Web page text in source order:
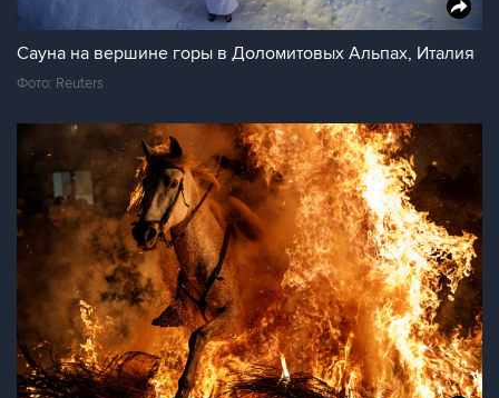
Сауна на вершине горы в Доломитовых Альпах, Италия
Фото: Reuters